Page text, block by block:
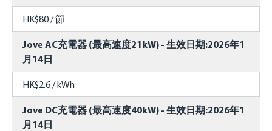
HK$80 / 節
Jove AC充電器 (最高速度21kW) - 生效日期:2026年1
月14日
HK$2.6 / kWh
Jove DC充電器 (最高速度40kW) - 生效日期:2026年1
月14日